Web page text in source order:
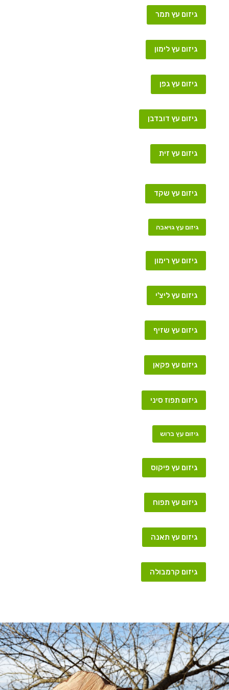
גיזום עץ תמר
גיזום עץ לימון
גיזום עץ גפן
גיזום עץ דובדבן
גיזום עץ זית
גיזום עץ שקד
גיזום עץ גויאבה
גיזום עץ רימון
גיזום עץ ליצ'י
גיזום עץ שזיף
גיזום עץ פקאן
גיזום תפוז סיני
גיזום עץ ברוש
גיזום עץ פיקוס
גיזום עץ תפוח
גיזום עץ תאנה
גיזום קרמבולה